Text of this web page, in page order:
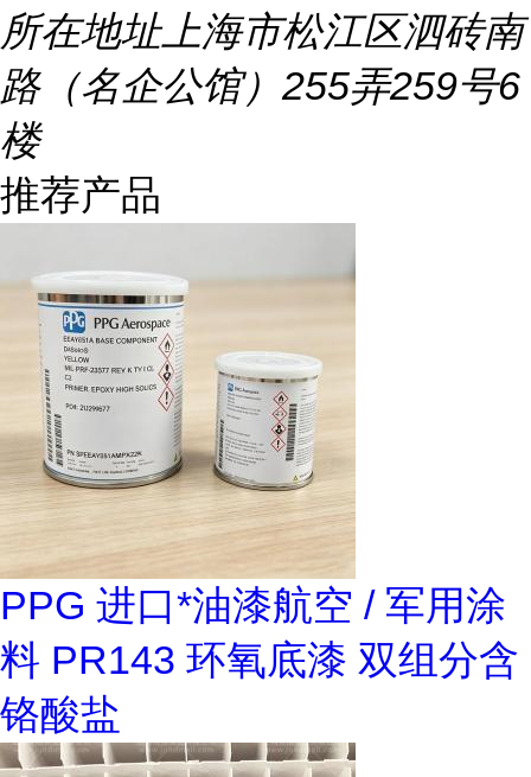
所在地址上海市松江区泗砖南
路（名企公馆）255弄259号6
楼
推荐产品
PPG 进口*油漆航空 / 军用涂
料 PR143 环氧底漆 双组分含
铬酸盐